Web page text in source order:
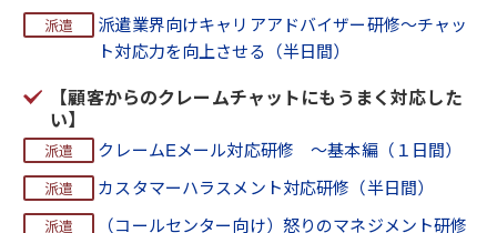
派遣業界向けキャリアアドバイザー研修～チャッ
ト対応力を向上させる（半日間）
【顧客からのクレームチャットにもうまく対応した
い】
クレームEメール対応研修 ～基本編（１日間）
カスタマーハラスメント対応研修（半日間）
（コールセンター向け）怒りのマネジメント研修